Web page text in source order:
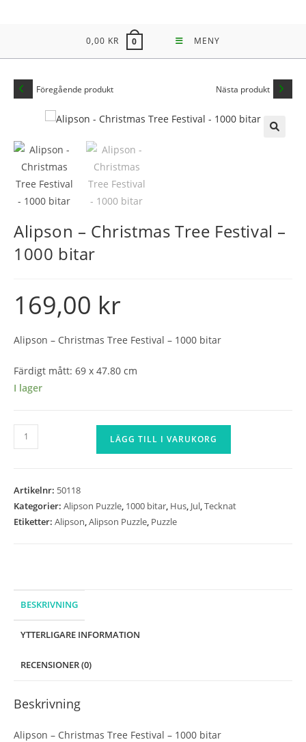
0,00 KR 0 MENY
Föregående produkt Nästa produkt
Alipson – Christmas Tree Festival –
1000 bitar
169,00 kr
Alipson – Christmas Tree Festival – 1000 bitar
Färdigt mått: 69 x 47.80 cm
I lager
Alipson
-
Festival
-
LÄGG TILL I VARUKORG
Artikelnr: 50118
Kategorier: Alipson Puzzle, 1000 bitar, Hus, Jul,Tecknat
Etiketter: Alipson,Alipson Puzzle, Puzzle
BESKRIVNING
YTTERLIGARE INFORMATION
RECENSIONER (0)
Beskrivning
Alipson – Christmas Tree Festival – 1000 bitar